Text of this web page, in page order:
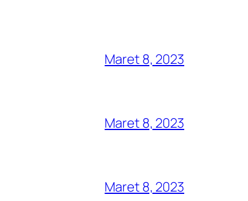
Maret 8, 2023
Maret 8, 2023
Maret 8, 2023